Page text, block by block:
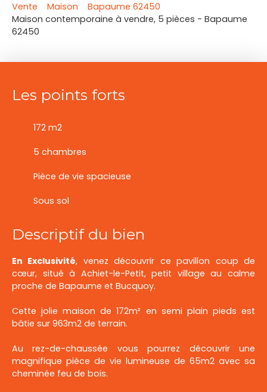
Vente Maison
Bapaume 62450
Maison contemporaine à vendre, 5 pièces - Bapaume
62450
Les points forts
172 m2
5 chambres
Pièce de vie spacieuse
Sous sol
Descriptif du bien
En Exclusivité, venez découvrir ce pavillon coup de
cœur, situé à Achiet-le-Petit, petit village au calme
proche de Bapaume et Bucquoy.
Cette jolie maison de 172m² en semi plain pieds est
bâtie sur 963m2 de terrain.
Au rez-de-chaussée vous pourrez découvrir une
magnifique pièce de vie lumineuse de 65m2 avec sa
cheminée feu de bois.